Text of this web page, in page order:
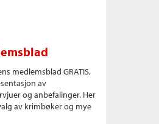
medlemsblad GRATIS,
av
og anbefalinger. Her
av krimbøker og mye